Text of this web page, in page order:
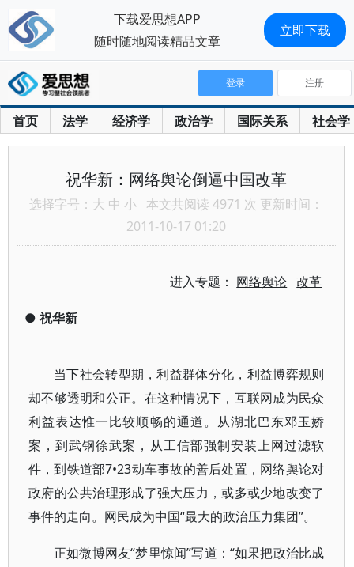
首页 法学 经济学 政治学 国际关系 社会学
登录 注册
祝华新：网络舆论倒逼中国改革
选择字号： 大 中 小 本文共阅读 4971 次 更新时间：
2011-10-17 01:20
进入专题： 网络舆论 改革
● 祝华新
当下社会转型期，利益群体分化，利益博弈规则
却不够透明和公正。在这种情况下，互联网成为民众
利益表达惟一比较顺畅的通道。从湖北巴东邓玉娇
案，到武钢徐武案，从工信部强制安装上网过滤软
件，到铁道部7•23动车事故的善后处置，网络舆论对
政府的公共治理形成了强大压力，或多或少地改变了
事件的走向。网民成为中国“最大的政治压力集团”。
正如微博网友“梦里惊闻”写道：“如果把政治比成
下载爱思想APP
随时随地阅读精品文章
立即下载